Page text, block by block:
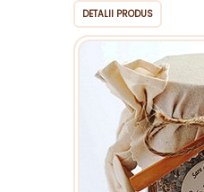
DETALII PRODUS